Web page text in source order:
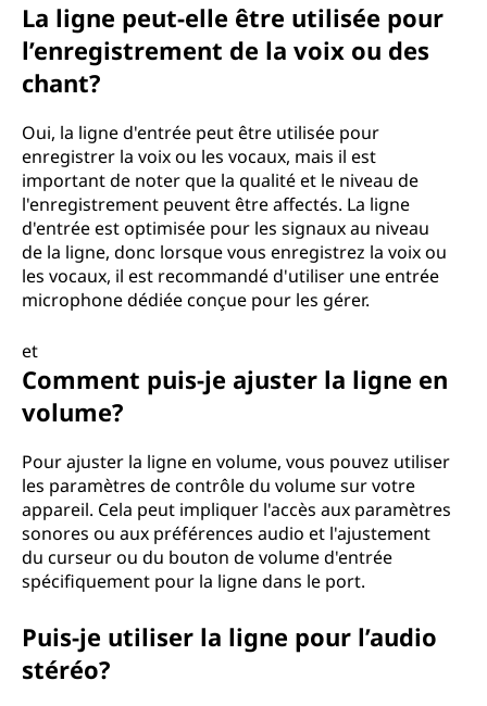
La ligne peut-elle être utilisée pour
l’enregistrement de la voix ou des
chant?
Oui, la ligne d'entrée peut être utilisée pour
enregistrer la voix ou les vocaux, mais il est
important de noter que la qualité et le niveau de
l'enregistrement peuvent être affectés. La ligne
d'entrée est optimisée pour les signaux au niveau
de la ligne, donc lorsque vous enregistrez la voix ou
les vocaux, il est recommandé d'utiliser une entrée
microphone dédiée conçue pour les gérer.
et
Comment puis-je ajuster la ligne en
volume?
Pour ajuster la ligne en volume, vous pouvez utiliser
les paramètres de contrôle du volume sur votre
appareil. Cela peut impliquer l'accès aux paramètres
sonores ou aux préférences audio et l'ajustement
du curseur ou du bouton de volume d'entrée
spécifiquement pour la ligne dans le port.
Puis-je utiliser la ligne pour l’audio
stéréo?